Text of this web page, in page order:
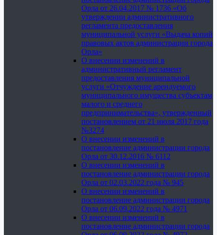
Орла от 26.04.2017 № 1736 «Об
утверждении административного
регламента предоставления
муниципальной услуги «Выдача копий
правовых актов администрации города
Орла»
О внесении изменений в
административный регламент
предоставления муниципальной
услуги «Отчуждение арендуемого
муниципального имущества субъектам
малого и среднего
предпринимательства», утвержденный
постановлением от 21 июля 2017 года
№3274
О внесении изменений в
постановление администрации города
Орла от 30.12.2016 № 6112
О внесении изменений в
постановление администрации города
Орла от 02.03.2022 года № 945
О внесении изменений в
постановление администрации города
Орла от 06.09.2022 года № 4971
О внесении изменений в
постановление администрации города